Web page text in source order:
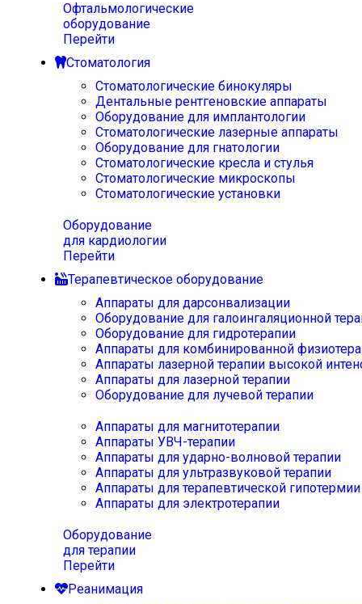
Офтальмологические
оборудование
Перейти
Стоматология
Стоматологические бинокуляры
Дентальные рентгеновские аппараты
Оборудование для имплантологии
Стоматологические лазерные аппараты
Оборудование для гнатологии
Стоматологические кресла и стулья
Стоматологические микроскопы
Стоматологические установки
Оборудование
для кардиологии
Перейти
Терапевтическое оборудование
Аппараты для дарсонвализации
Оборудование для галоингаляционной
Оборудование для гидротерапии
Аппараты для комбинированной
Аппараты лазерной терапии высокой
Аппараты для лазерной терапии
Оборудование для лучевой терапии
Аппараты для магнитотерапии
Аппараты УВЧ-терапии
Аппараты для ударно-волновой терапии
Аппараты для ультразвуковой терапии
Аппараты для терапевтической
Аппараты для электротерапии
Оборудование
для терапии
Перейти
Реанимация